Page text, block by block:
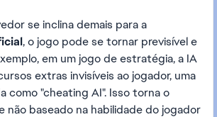
se inclina demais para a
, o jogo pode se tornar previsível e
em um jogo de estratégia, a IA
extras invisíveis ao jogador, uma
como "cheating AI". Isso torna o
não baseado na habilidade do jogador